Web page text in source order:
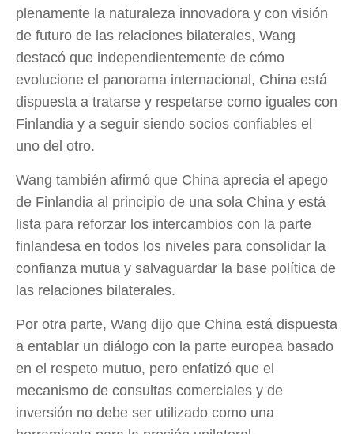
plenamente la naturaleza innovadora y con visión
de futuro de las relaciones bilaterales, Wang
destacó que independientemente de cómo
evolucione el panorama internacional, China está
dispuesta a tratarse y respetarse como iguales con
Finlandia y a seguir siendo socios confiables el
uno del otro.
Wang también afirmó que China aprecia el apego
de Finlandia al principio de una sola China y está
lista para reforzar los intercambios con la parte
finlandesa en todos los niveles para consolidar la
confianza mutua y salvaguardar la base política de
las relaciones bilaterales.
Por otra parte, Wang dijo que China está dispuesta
a entablar un diálogo con la parte europea basado
en el respeto mutuo, pero enfatizó que el
mecanismo de consultas comerciales y de
inversión no debe ser utilizado como una